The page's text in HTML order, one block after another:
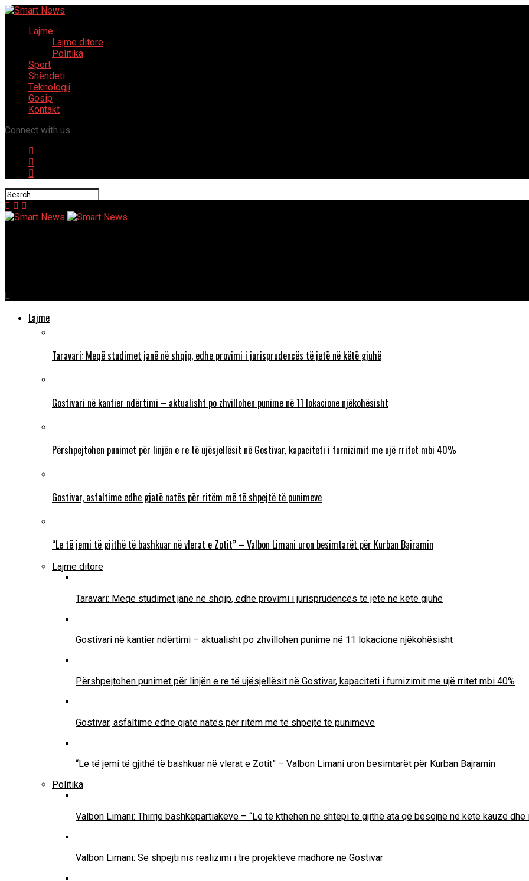
Lajme
Lajme ditore
Politika
Sport
Shëndeti
Teknologji
Gosip
Kontakt
Connect with us
Lajme
Taravari: Meqë studimet janë në shqip, edhe provimi i jurisprudencës të jetë në këtë gjuhë
Gostivari në kantier ndërtimi – aktualisht po zhvillohen punime në 11 lokacione njëkohësisht
Përshpejtohen punimet për linjën e re të ujësjellësit në Gostivar, kapaciteti i furnizimit me ujë rritet mbi 40%
Gostivar, asfaltime edhe gjatë natës për ritëm më të shpejtë të punimeve
“Le të jemi të gjithë të bashkuar në vlerat e Zotit” – Valbon Limani uron besimtarët për Kurban Bajramin
Lajme ditore
Taravari: Meqë studimet janë në shqip, edhe provimi i jurisprudencës të jetë në këtë gjuhë
Gostivari në kantier ndërtimi – aktualisht po zhvillohen punime në 11 lokacione njëkohësisht
Përshpejtohen punimet për linjën e re të ujësjellësit në Gostivar, kapaciteti i furnizimit me ujë rritet mbi 40%
Gostivar, asfaltime edhe gjatë natës për ritëm më të shpejtë të punimeve
“Le të jemi të gjithë të bashkuar në vlerat e Zotit” – Valbon Limani uron besimtarët për Kurban Bajramin
Politika
Valbon Limani: Thirrje bashkëpartiakëve – “Le të kthehen në shtëpi të gjithë ata që besojnë në këtë kauzë dhe
Valbon Limani: Së shpejti nis realizimi i tre projekteve madhore në Gostivar